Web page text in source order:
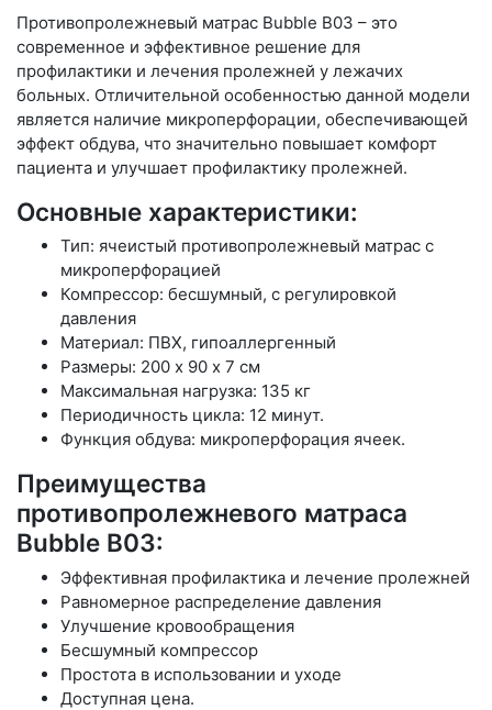
Противопролежневый матрас Bubble B03 – это
современное и эффективное решение для
профилактики и лечения пролежней у лежачих
больных. Отличительной особенностью данной модели
является наличие микроперфорации, обеспечивающей
эффект обдува, что значительно повышает комфорт
пациента и улучшает профилактику пролежней.
Основные характеристики:
Тип: ячеистый противопролежневый матрас с
микроперфорацией
Компрессор: бесшумный, с регулировкой
давления
Материал: ПВХ, гипоаллергенный
Размеры: 200 х 90 х 7 см
Максимальная нагрузка: 135 кг
Периодичность цикла: 12 минут.
Функция обдува: микроперфорация ячеек.
Преимущества
противопролежневого матраса
Bubble B03:
Эффективная профилактика и лечение пролежней
Равномерное распределение давления
Улучшение кровообращения
Бесшумный компрессор
Простота в использовании и уходе
Доступная цена.